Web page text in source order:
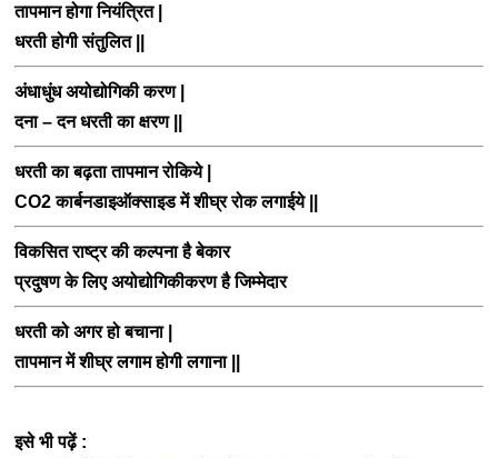
तापमान होगा नियंत्रित|
धरती होगी संतुलित
अंधाधुंध अयोद्योगिकी करण|
दना – दन धरती का क्षरण||
धरती का बढ़ता तापमान रोकिये|
CO2 कार्बनडाइऑक्साइड में शीघ्र रोक लगाईये||
विकसित राष्ट्र की कल्पना है बेकार
प्रदुषण के लिए अयोद्योगिकीकरण है जिम्मेदार
धरती को अगर हो बचाना|
तापमान में शीघ्र लगाम होगी लगाना||
इसे भी पढ़ें :